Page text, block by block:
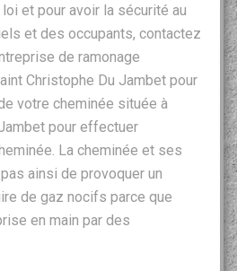
et pour avoir la sécurité au
et des occupants, contactez
de ramonage
Christophe Du Jambet pour
votre cheminée située à
pour effectuer
La cheminée et ses
ainsi de provoquer un
de gaz nocifs parce que
en main par des